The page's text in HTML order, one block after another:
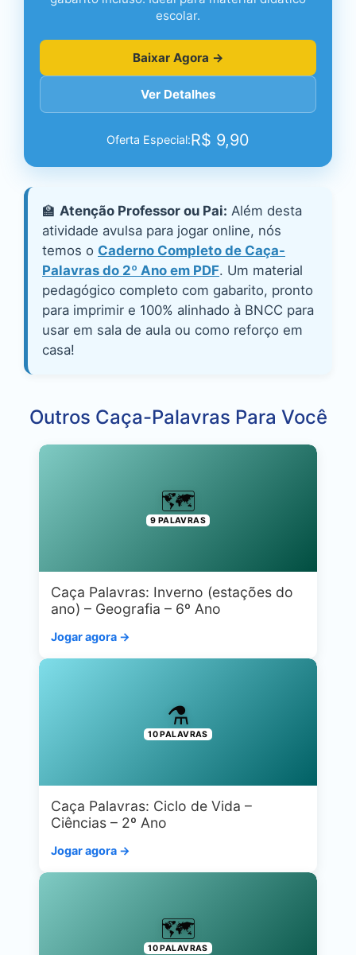
escolar.
Baixar Agora →
Ver Detalhes
Oferta Especial:R$ 9,90
🏫 Atenção Professor ou Pai: Além desta
atividade avulsa para jogar online, nós
temos o Caderno Completo de Caça-
Palavras do 2º Ano em PDF. Um material
pedagógico completo com gabarito, pronto
para imprimir e 100% alinhado à BNCC para
usar em sala de aula ou como reforço em
casa!
Outros Caça-Palavras Para Você
🗺️
9 PALAVRAS
Caça Palavras: Inverno (estações do
ano) – Geografia – 6º Ano
Jogar agora →
⚗️
10 PALAVRAS
Caça Palavras: Ciclo de Vida –
Ciências – 2º Ano
Jogar agora →
🗺️
10 PALAVRAS